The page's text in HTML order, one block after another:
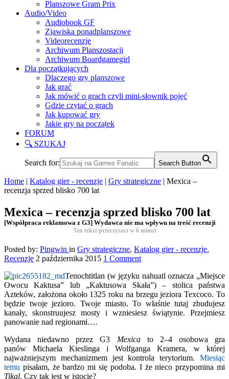
Planszowe Gram Prix
Audio/Video
Audiobook GF
Zjawiska ponadplanszowe
Videorecenzje
Archiwum Planszostacji
Archiwum Boardgamegirl
Dla początkujących
Dlaczego gry planszowe
Jak grać
Jak mówić o grach czyli mini-słownik pojęć
Gdzie czytać o grach
Jak kupować gry
Jakie gry na początek
FORUM
🔍 SZUKAJ
Search for: Search Button
Home | Katalog gier - recenzje | Gry strategiczne | Mexica –
recenzja sprzed blisko 700 lat
Mexica – recenzja sprzed blisko 700 lat
[Współpraca reklamowa z G3] Wydawca nie ma wpływu na treść recenzji
Ten tekst przeczytasz w 6 minut
Posted by: Pingwin in Gry strategiczne, Katalog gier - recenzje,
Recenzje 2 października 2015 1 Comment
Tenochtitlan (w języku nahuatl oznacza „Miejsce
Owocu Kaktusa” lub „Kaktusowa Skała”) – stolica państwa
Azteków, założona około 1325 roku na brzegu jeziora Texcoco. To
będzie twoje jezioro. Twoje miasto. To właśnie tutaj zbudujesz
kanały, skonstruujesz mosty i wzniesiesz świątynie. Przejmiesz
panowanie nad regionami….
Wydana niedawno przez G3 Mexica to 2–4 osobowa gra
panów Michaela Kieslinga i Wolfganga Kramera, w której
najważniejszym mechanizmem jest kontrola terytorium. Miesiąc
temu pisałam, że bardzo mi się podoba. I że nieco przypomina mi
Tikal. Czy tak jest w istocie?